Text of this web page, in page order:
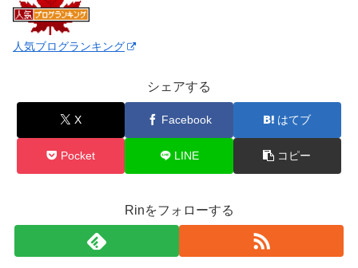
人気ブログランキング
シェアする
X Facebook はてブ
Pocket LINE コピー
Rinをフォローする